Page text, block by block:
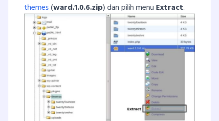
themes(ward.1.0.6.zip) dan pilih menu Extract.